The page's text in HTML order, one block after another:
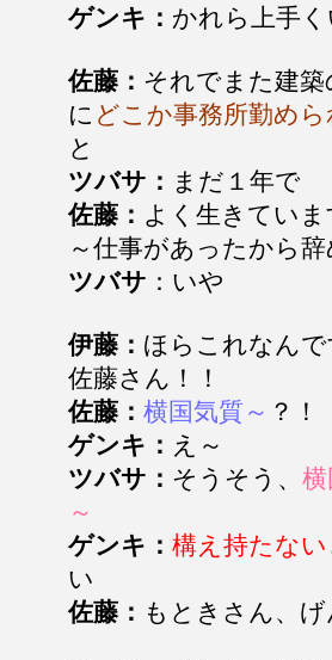
ゲンキ： かれら上手
佐藤： それでまた建
に どこか事務所勤め
と
ツバサ： まだ１年で
佐藤： よく生きてい
～仕事があったから
ツバサ ：いや
伊藤： ほらこれなん
佐藤さん！！
佐藤： 横国気質～ ？！
ゲンキ： え～
ツバサ： そうそう、
～
ゲンキ： 構え持たな
い
佐藤： もときさん、